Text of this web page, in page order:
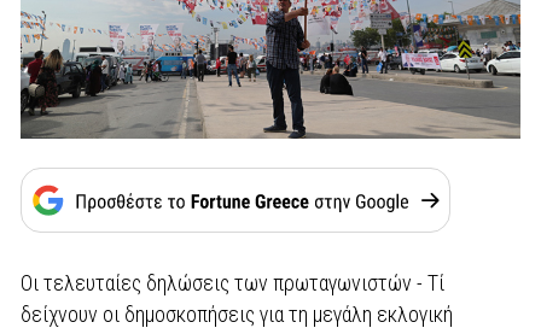
Οι τελευταίες δηλώσεις των πρωταγωνιστών - Τί
δείχνουν οι δημοσκοπήσεις για τη μεγάλη εκλογική